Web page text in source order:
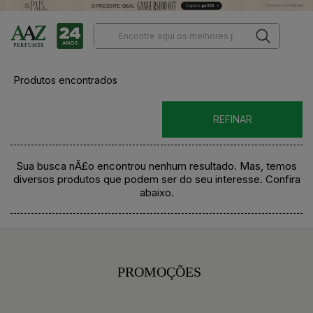
Produtos encontrados
REFINAR
Sua busca nÃ£o encontrou nenhum resultado. Mas, temos
diversos produtos que podem ser do seu interesse. Confira
abaixo.
PROMOÇÕES